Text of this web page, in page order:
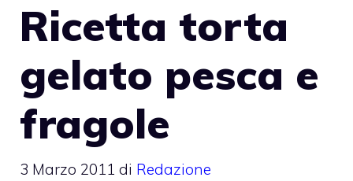
Ricetta torta
gelato pesca e
fragole
3 Marzo 2011 di Redazione